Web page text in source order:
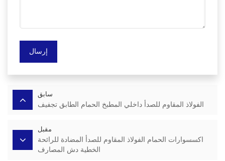
إرسال
سابق
الفولاذ المقاوم للصدأ داخلي المطبخ الحمام الطابق تجفيف
مقبل
اكسسوارات الحمام الفولاذ المقاوم للصدأ المضادة للرائحة
الخطية دش المصارف